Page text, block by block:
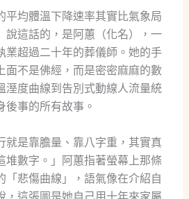
平均體溫下降速率其實比氣象局
說這話的，是阿蕙（化名），一
業超過二十年的葬儀師。她的手
面不是佛經，而是密密麻麻的數
度曲線到告別式動線人流量統
後事的所有故事。
就是靠膽量、靠八字重，其實真
堆數字。」阿蕙指著螢幕上那條
「悲傷曲線」，語氣像在介紹自
，這張圖是她自己用十年來家屬